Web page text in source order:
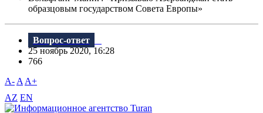
образцовым государством Совета Европы»
Вопрос-ответ
25 ноябрь 2020, 16:28
766
A- A A+
AZ EN